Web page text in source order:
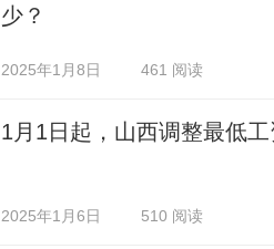
少？
2025年1月8日 461 阅读
1月1日起，山西调整最低
2025年1月6日 510 阅读